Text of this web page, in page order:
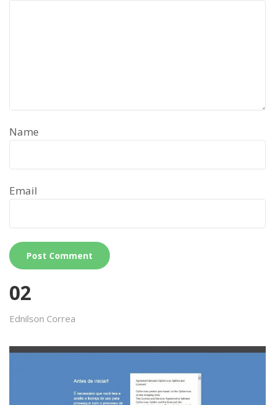
Name
Email
02
Ednilson Correa